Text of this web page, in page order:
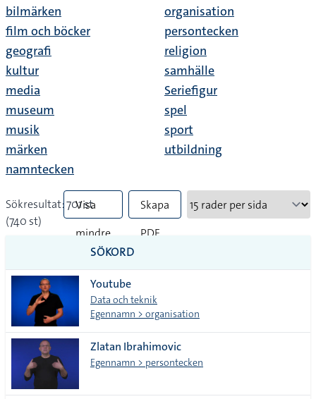
bilmärken
film och böcker
geografi
kultur
media
museum
musik
märken
namntecken
organisation
persontecken
religion
samhälle
Seriefigur
spel
sport
utbildning
Sökresultat: 701 st
(740 st)
Visa
mindre
tecken
Skapa
PDF
SÖKORD
Youtube
Data och teknik
Egennamn > organisation
Zlatan Ibrahimovic
Egennamn > persontecken